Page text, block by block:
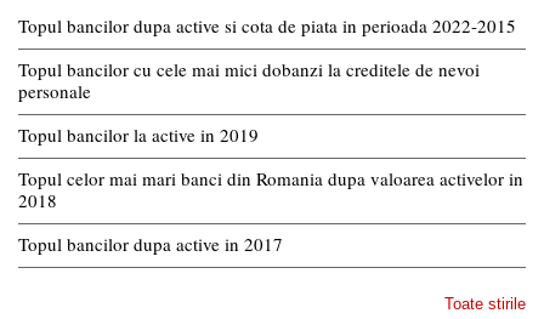
Topul bancilor dupa active si cota de piata in perioada 2022-2015
Topul bancilor cu cele mai mici dobanzi la creditele de nevoi
personale
Topul bancilor la active in 2019
Topul celor mai mari banci din Romania dupa valoarea activelor in
2018
Topul bancilor dupa active in 2017
Toate stirile